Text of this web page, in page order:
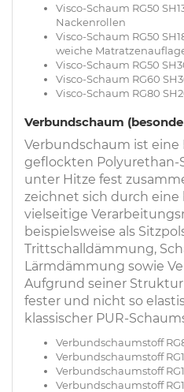
Visco-Schaum RG50
Nackenrollen
Visco-Schaum RG50
weiche
Visco-Schaum RG50
Visco-Schaum RG60
Visco-Schaum RG80
Verbundschaum
Verbundschaum ist eine
geflockten Polyurethan-
unter Hitze fest
zeichnet sich durch
vielseitige
beispielsweise als
Trittschalldämmung,
Lärmdämmung sowie
Aufgrund seiner
fester und nicht so
klassischer PUR-
Verbundschaumstoff
Verbundschaumstoff
Verbundschaumstoff
Verbundschaumstoff